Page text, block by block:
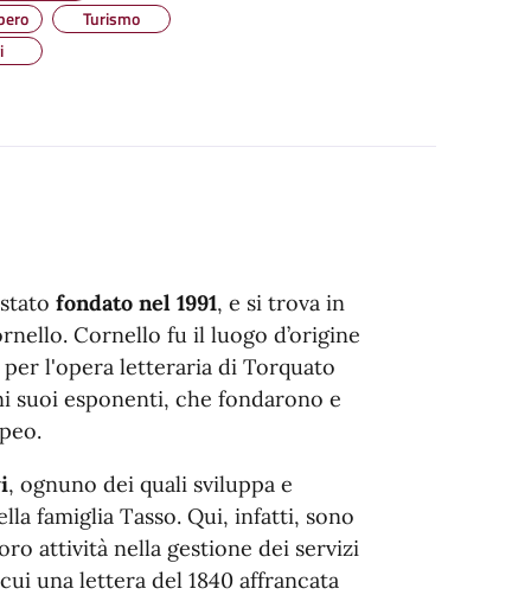
Turismo
fondato nel 1991, e si trova in
Cornello fu il luogo d’origine
l'opera letteraria di Torquato
suoi esponenti, che fondarono e
, ognuno dei quali sviluppa e
famiglia Tasso. Qui, infatti, sono
attività nella gestione dei servizi
una lettera del 1840 affrancata